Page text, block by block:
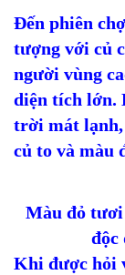
Đến phiên
tượng với củ
người vùng
diện tích lớn.
trời mát lạnh,
củ to và màu
Màu đỏ tươi
độc
Khi được hỏi